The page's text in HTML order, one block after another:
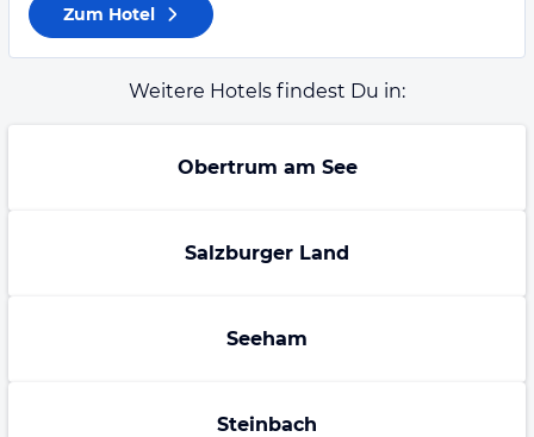
Zum Hotel
Weitere Hotels findest Du in:
Obertrum am See
Salzburger Land
Seeham
Steinbach